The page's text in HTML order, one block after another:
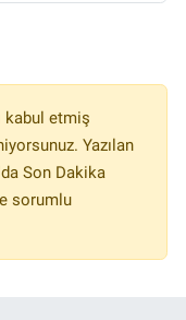
kabul etmiş
Yazılan
Son Dakika
sorumlu